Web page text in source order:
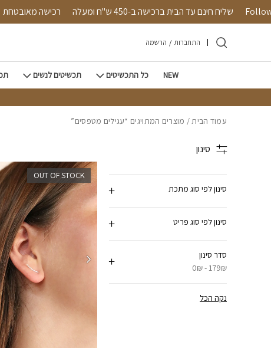
Skip to Contentשליח חינם עד הבית ברכישה ב-450 ש"ח ומעלה רכישה מאובטחת
התחברות / הרשמה
NEW כל התכשיטים תכשיטים לנשים
עמוד הבית/ מוצרים המתויגים “עגילים מטפסים”
סינון
סינון לפי סוג מתכת
סינון לפי סוג פריט
סדר סינון
0₪ - 179₪
נקה הכל
OUT OF STOCK